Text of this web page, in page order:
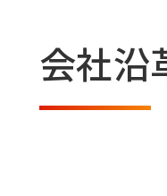
会社沿